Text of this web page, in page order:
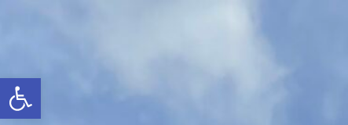
Ouvrir la barre d’outils
contenu